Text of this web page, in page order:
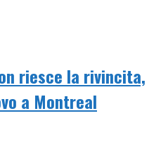
riesce la rivincita,
a Montreal